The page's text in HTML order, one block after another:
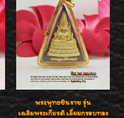
พระพุทธชินราช รุ่น
เฉลิมพระเกียรติ เลี่ยมกรอบทอง